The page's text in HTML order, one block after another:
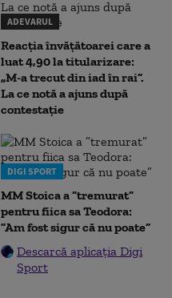
ADEVARUL
Reacția învățătoarei care a
luat 4,90 la titularizare:
„M-a trecut din iad în rai”.
La ce notă a ajuns după
contestație
DIGI SPORT
MM Stoica a ”tremurat”
pentru fiica sa Teodora:
”Am fost sigur că nu poate”
Descarcă aplicația Digi
Sport